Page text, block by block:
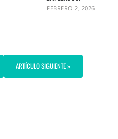
FEBRERO 2, 2026
ARTÍCULO SIGUIENTE »